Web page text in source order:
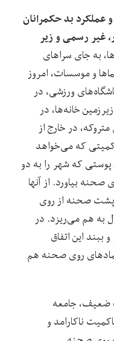
عملکرد بد حکمرانان
غیر رسمی و زیر
به جای سراهای
و موسسات، امروز
ورزشی، در
خانه‌ها، در
در خارج از
که می‌خواهد
پوستی که شهر را به دو
بیاورد. از آنها
پشت صحنه از روی
به هم می‌ریزد. در
این اتفاق
روی صحنه هم
ضعیف،‌ جامعه
ناکارامد و